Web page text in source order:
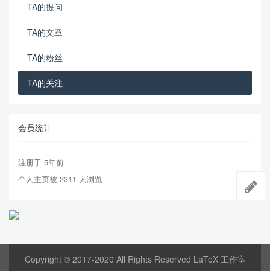
TA的提问
TA的文章
TA的粉丝
TA的关注
会员统计
注册于 5年前
个人主页被 2311 人浏览
Copyright © 2017-2020 All Rights Reserved LaTeX 工作室